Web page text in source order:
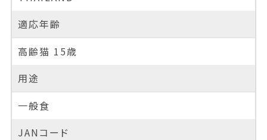
適応年齢
高齢猫 15歳
用途
一般食
JANコード